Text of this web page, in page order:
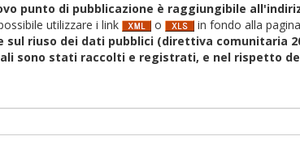
punto di pubblicazione è raggiungibile
utilizzare i link
o in fondo alla
riuso dei dati pubblici (direttiva comunitaria
sono stati raccolti e registrati, e nel rispetto